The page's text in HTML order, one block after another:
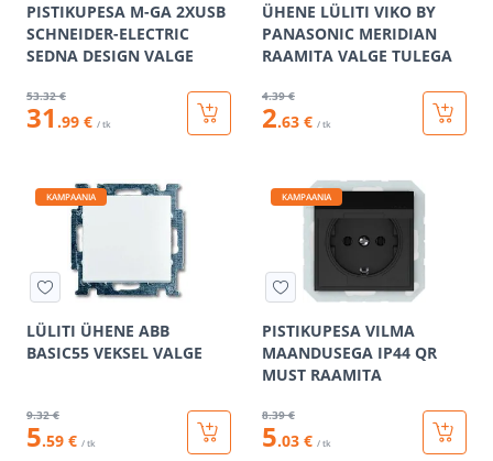
PISTIKUPESA M-GA 2XUSB
SCHNEIDER-ELECTRIC
SEDNA DESIGN VALGE
53.32 €
31 .99 € / tk
ÜHENE LÜLITI VIKO BY
PANASONIC MERIDIAN
RAAMITA VALGE TULEGA
4.39 €
2.63 € / tk
KAMPAANIA
LÜLITI ÜHENE ABB
BASIC55 VEKSEL VALGE
9.32 €
5.59 € / tk
KAMPAANIA
PISTIKUPESA VILMA
MAANDUSEGA IP44 QR
MUST RAAMITA
8.39 €
5.03 € / tk